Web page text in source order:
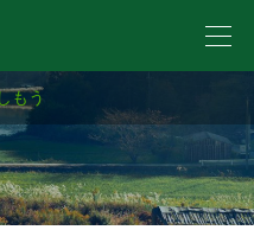
もう